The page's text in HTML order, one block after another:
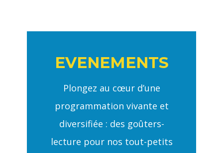
EVENEMENTS
Plongez au cœur d’une
programmation vivante et
diversifiée : des goûters-
lecture pour nos tout-petits